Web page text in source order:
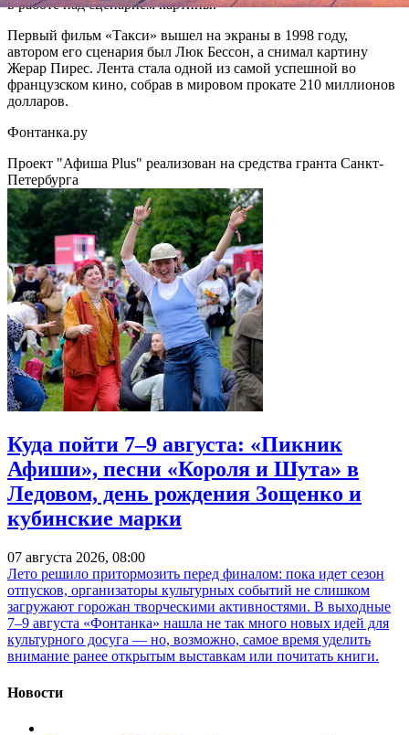
в работе над сценарием картины.
Первый фильм «Такси» вышел на экраны в 1998 году,
автором его сценария был Люк Бессон, а снимал картину
Жерар Пирес. Лента стала одной из самой успешной во
французском кино, собрав в мировом прокате 210 миллионов
долларов.
Фонтанка.ру
Проект "Афиша Plus" реализован на средства гранта Санкт-
Петербурга
Куда пойти 7–9 августа: «Пикник
Афиши», песни «Короля и Шута» в
Ледовом, день рождения Зощенко и
кубинские марки
07 августа 2026, 08:00
Лето решило притормозить перед финалом: пока идет сезон
отпусков, организаторы культурных событий не слишком
загружают горожан творческими активностями. В выходные
7–9 августа «Фонтанка» нашла не так много новых идей для
культурного досуга — но, возможно, самое время уделить
внимание ранее открытым выставкам или почитать книги.
Новости